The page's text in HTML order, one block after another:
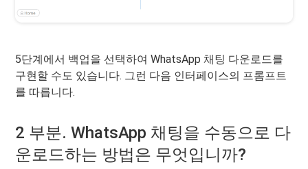
5단계에서 백업을 선택하여 WhatsApp 채팅 다운로드를
구현할 수도 있습니다. 그런 다음 인터페이스의 프롬프트
를 따릅니다.
2 부분. WhatsApp 채팅을 수동으로 다
운로드하는 방법은 무엇입니까?